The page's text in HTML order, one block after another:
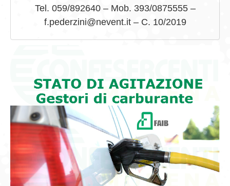
Tel. 059/892640 – Mob. 393/0875555 –
f.pederzini@nevent.it – C. 10/2019